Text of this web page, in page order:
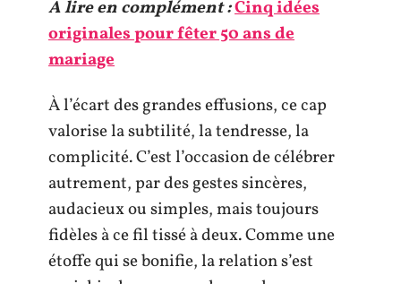
A lire en complément :Cinq idées
originales pour fêter 50 ans de
mariage
À l’écart des grandes effusions, ce cap
valorise la subtilité, la tendresse, la
complicité. C’est l’occasion de célébrer
autrement, par des gestes sincères,
audacieux ou simples, mais toujours
fidèles à ce fil tissé à deux. Comme une
étoffe qui se bonifie, la relation s’est